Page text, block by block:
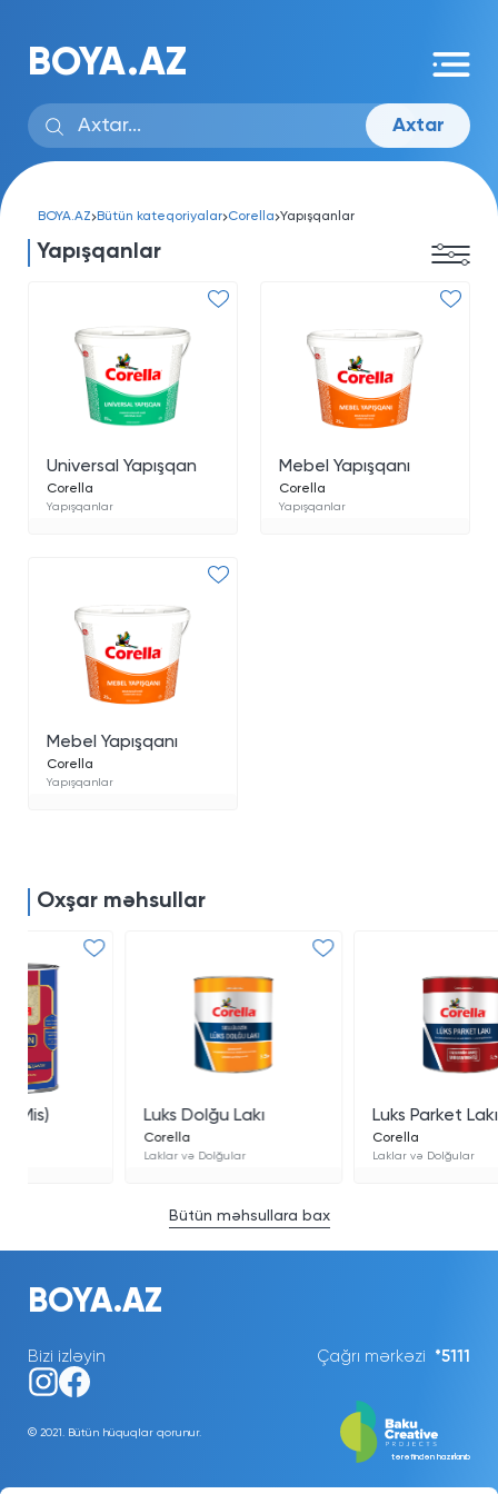
BOYA.AZ
Axtar
BOYA.AZ Bütün kateqoriyalar Corella Yapışqanlar
Yapışqanlar
Universal Yapışqan
Corella
Yapışqanlar
Mebel Yapışqanı
Corella
Yapışqanlar
Mebel Yapışqanı
Corella
Yapışqanlar
Oxşar məhsullar
Bütün məhsullara bax
Luks Dolğu Lakı
Laklar və Dolğular
Luks Parket Lakı
Laklar və Dolğular
BOYA.AZ
Çağrı mərkəzi *5111
Bizi izləyin
© 2021. Bütün hüquqlar qorunur.
tərəfindən hazırlanıb